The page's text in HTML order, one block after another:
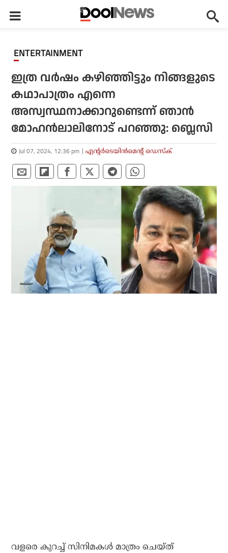
ENTERTAINMENT
ഇത്ര വര്‍ഷം കഴിഞ്ഞിട്ടും നിങ്ങളുടെ
കഥാപാത്രം എന്നെ
അസ്വസ്ഥനാക്കാറുണ്ടെന്ന് ഞാന്‍
മോഹന്‍ലാലിനോട് പറഞ്ഞു: ബ്ലെസി
Jul 07, 2024, 12:36 pm എന്റര്‍ടെയിന്‍മെന്റ് ഡെസ്‌ക്
വളരെ കുറച്ച് സിനിമകള്‍ മാത്രം ചെയ്ത്